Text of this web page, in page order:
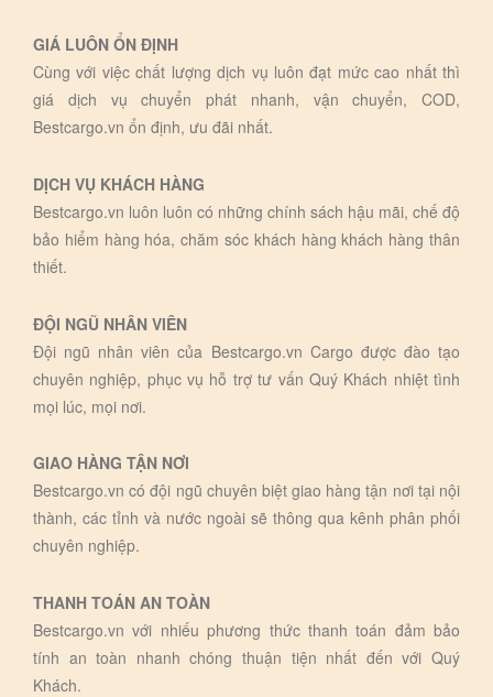
GIÁ LUÔN ỔN ĐỊNH
Cùng với việc chất lượng dịch vụ luôn đạt mức cao nhất thì
giá dịch vụ chuyển phát nhanh, vận chuyển, COD,
Bestcargo.vn ổn định, ưu đãi nhất.
DỊCH VỤ KHÁCH HÀNG
Bestcargo.vn luôn luôn có những chính sách hậu mãi, chế độ
bảo hiểm hàng hóa, chăm sóc khách hàng khách hàng thân
thiết.
ĐỘI NGŨ NHÂN VIÊN
Đội ngũ nhân viên của Bestcargo.vn Cargo được đào tạo
chuyên nghiệp, phục vụ hỗ trợ tư vấn Quý Khách nhiệt tình
mọi lúc, mọi nơi.
GIAO HÀNG TẬN NƠI
Bestcargo.vn có đội ngũ chuyên biệt giao hàng tận nơi tại nội
thành, các tỉnh và nước ngoài sẽ thông qua kênh phân phối
chuyên nghiệp.
THANH TOÁN AN TOÀN
Bestcargo.vn với nhiếu phương thức thanh toán đảm bảo
tính an toàn nhanh chóng thuận tiện nhất đến với Quý
Khách.